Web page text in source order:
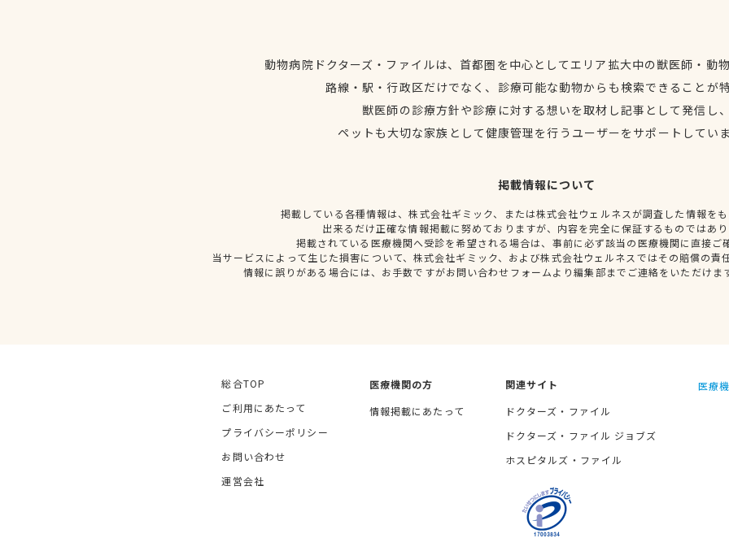
動物病院ドクターズ・ファイルは、首都圏を中心としてエリア拡大中の獣医師・動
路線・駅・行政区だけでなく、診療可能な動物からも検索できることが
獣医師の診療方針や診療に対する想いを取材し記事として発信し
ペットも大切な家族として健康管理を行うユーザーをサポートしてい
掲載情報について
掲載している各種情報は、株式会社ギミック、または株式会社ウェルネスが調査した情報を
出来るだけ正確な情報掲載に努めておりますが、内容を完全に保証するものではあ
掲載されている医療機関へ受診を希望される場合は、事前に必ず該当の医療機関に直接ご
当サービスによって生じた損害について、株式会社ギミック、および株式会社ウェルネスではその賠償の責
情報に誤りがある場合には、お手数ですがお問い合わせフォームより編集部までご連絡をいただけま
総合TOP
ご利用にあたって
プライバシーポリシー
お問い合わせ
運営会社
医療機関の方
情報掲載にあたって
関連サイト
ドクターズ・ファイル
ドクターズ・ファイル ジョブズ
ホスピタルズ・ファイル
医療